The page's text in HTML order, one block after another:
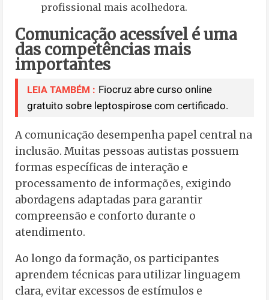
profissional mais acolhedora.
Comunicação acessível é uma
das competências mais
importantes
LEIA TAMBÉM : Fiocruz abre curso online
gratuito sobre leptospirose com certificado.
A comunicação desempenha papel central na
inclusão. Muitas pessoas autistas possuem
formas específicas de interação e
processamento de informações, exigindo
abordagens adaptadas para garantir
compreensão e conforto durante o
atendimento.
Ao longo da formação, os participantes
aprendem técnicas para utilizar linguagem
clara, evitar excessos de estímulos e